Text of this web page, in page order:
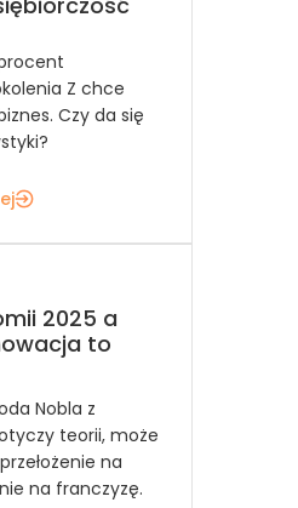
Z chce
Czy da się
2025 a
to
Nobla z
teorii, może
na
na franczyzę.